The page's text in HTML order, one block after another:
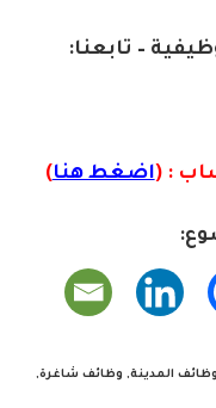
– تابعنا:
: (اضغط هنا)
وظائف المدينة, وظائف شاغرة,